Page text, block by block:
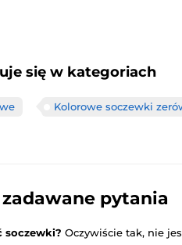
się w kategoriach
Kolorowe soczewki
pytania
soczewki? Oczywiście tak, nie